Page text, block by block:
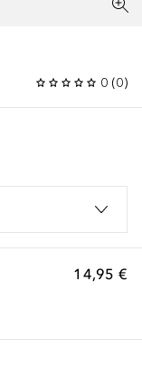
0 (0)
14,95 €